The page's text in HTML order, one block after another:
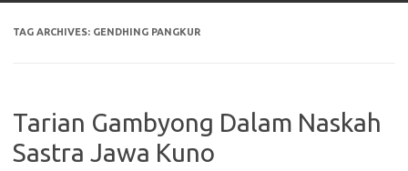
TAG ARCHIVES: GENDHING PANGKUR
Tarian Gambyong Dalam Naskah
Sastra Jawa Kuno